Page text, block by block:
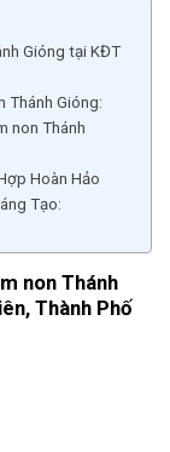
Gióng tại KĐT
Thánh Gióng:
non Thánh
Hoàn Hảo
Tạo:
non Thánh
Thành Phố